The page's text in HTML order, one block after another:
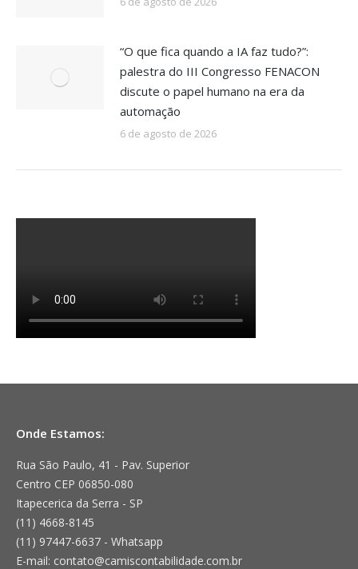
“O que fica quando a IA faz tudo?”:
palestra do III Congresso FENACON
discute o papel humano na era da
automação
6 de agosto de 2026
Onde Estamos:
Rua São Paulo, 41 - Pav. Superior
Centro CEP 06850-080
Itapecerica da Serra - SP
(11) 4668-8145
(11) 97447-6637 - Whatsapp
E-mail: contato@camiscontabilidade.com.br